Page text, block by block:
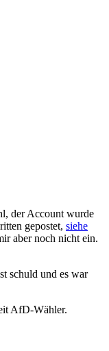
der Account wurde
gepostet, siehe
aber noch nicht ein.
schuld und es war
AfD-Wähler.